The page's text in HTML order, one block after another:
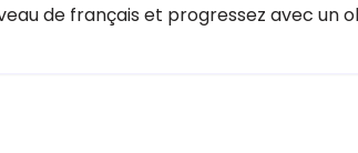
de français et progressez avec un